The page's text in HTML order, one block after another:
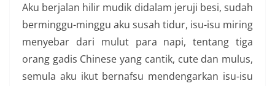
Aku berjalan hilir mudik didalam jeruji besi, sudah
berminggu-minggu aku susah tidur, isu-isu miring
menyebar dari mulut para napi, tentang tiga
orang gadis Chinese yang cantik, cute dan mulus,
semula aku ikut bernafsu mendengarkan isu-isu